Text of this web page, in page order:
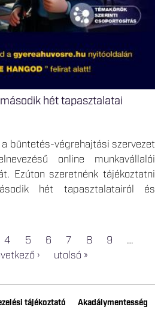
hét tapasztalatai
büntetés-végrehajtási szervezet
online munkavállalói
Ezúton szeretnénk tájékoztatni
hét tapasztalatairól és
4 5 6 7 8 9
…
›
utolsó »
tájékoztató Akadálymentesség